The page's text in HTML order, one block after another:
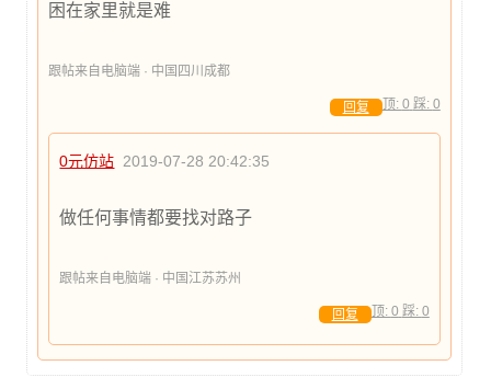
困在家里就是难
跟帖来自电脑端 · 中国四川成都
顶: 0 踩: 0
回复
0元仿站 2019-07-28 20:42:35
做任何事情都要找对路子
跟帖来自电脑端 · 中国江苏苏州
顶: 0 踩: 0
回复